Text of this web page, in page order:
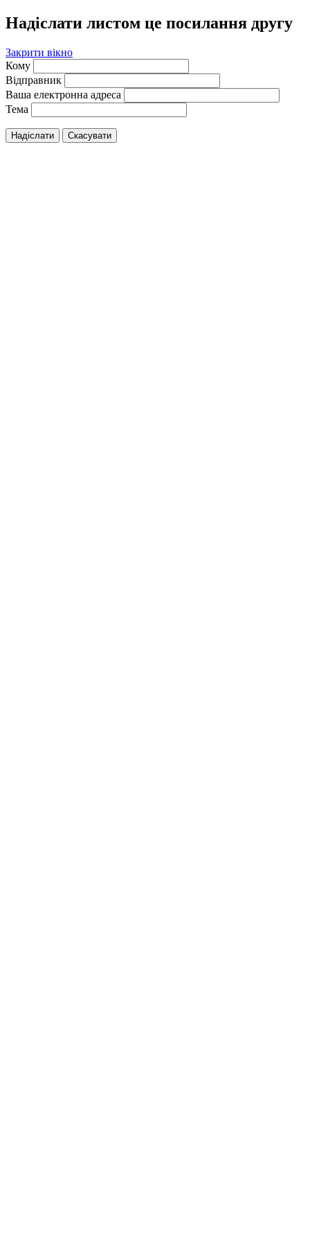
Надіслати листом це посилання другу
Закрити вікно
Кому
Відправник
Ваша електронна адреса
Тема
Надіслати Скасувати